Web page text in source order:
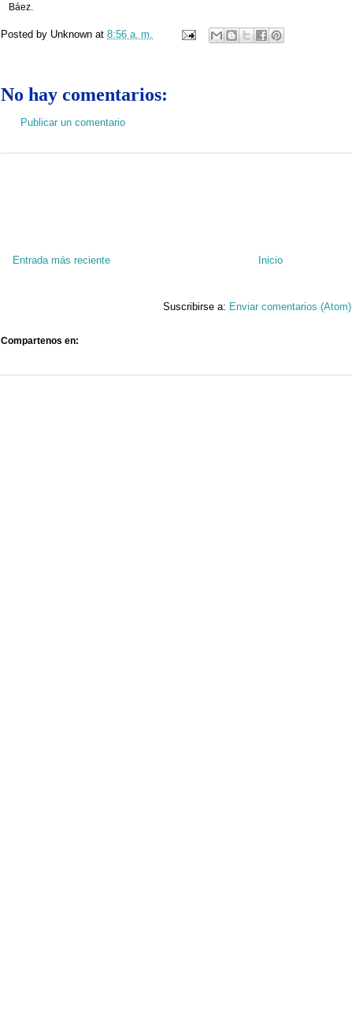
Báez.
Posted by Unknown at 8:56 a. m.
No hay comentarios:
Publicar un comentario
Entrada más reciente Inicio
Suscribirse a: Enviar comentarios (Atom)
Compartenos en: